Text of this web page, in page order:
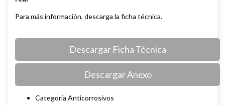
Para más información, descarga la ficha técnica.
Descargar Ficha Técnica
Descargar Anexo
Categoría Anticorrosivos